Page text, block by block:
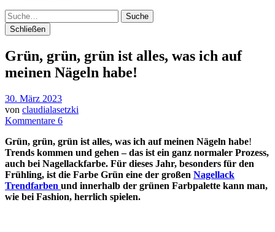
Suche
Schließen
Grün, grün, grün ist alles, was ich auf
meinen Nägeln habe!
30. März 2023
von claudialasetzki
Kommentare 6
Grün, grün, grün ist alles, was ich auf meinen Nägeln habe!
Trends kommen und gehen – das ist ein ganz normaler Prozess,
auch bei Nagellackfarbe. Für dieses Jahr, besonders für den
Frühling, ist die Farbe Grün eine der großen Nagellack
Trendfarben und innerhalb der grünen Farbpalette kann man,
wie bei Fashion, herrlich spielen.